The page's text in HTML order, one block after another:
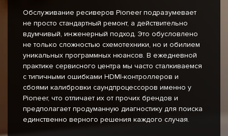
Обслуживание ресиверов Pioneer подразумевает
не просто стандартный ремонт, а действительно
вдумчивый, инженерный подход. Это обусловлено
не только сложностью схемотехники, но и обилием
уникальных программных нюансов. В ежедневной
практике сервисного центра мы часто сталкиваемся
с типичными ошибками HDMI-контроллеров и
сбоями калибровки саундпроцессоров именно у
Pioneer, что отличает их от прочих брендов и
предполагает продуманную диагностику для поиска
единственно верного решения каждого случая.